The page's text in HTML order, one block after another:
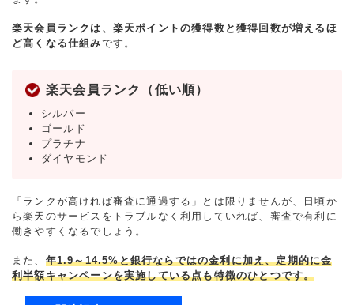
楽天会員ランクは、楽天ポイントの獲得数と獲得回数が増えるほ
ど高くなる仕組みです。
楽天会員ランク（低い順）
シルバー
ゴールド
プラチナ
ダイヤモンド
「ランクが高ければ審査に通過する」とは限りませんが、日頃か
ら楽天のサービスをトラブルなく利用していれば、審査で有利に
働きやすくなるでしょう。
また、 年1.9～14.5%と銀行ならではの金利に加え、定期的に金
利半額キャンペーンを実施している点も特徴のひとつです。